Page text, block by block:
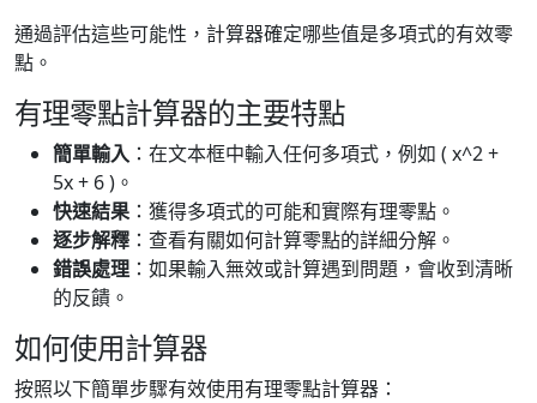
通過評估這些可能性，計算器確定哪些值是多項式的有效零
點。
有理零點計算器的主要特點
簡單輸入 ：在文本框中輸入任何多項式，例如 ( x^2 +
5x + 6 )。
快速結果 ：獲得多項式的可能和實際有理零點。
逐步解釋 ：查看有關如何計算零點的詳細分解。
錯誤處理 ：如果輸入無效或計算遇到問題，會收到清晰
的反饋。
如何使用計算器
按照以下簡單步驟有效使用有理零點計算器：